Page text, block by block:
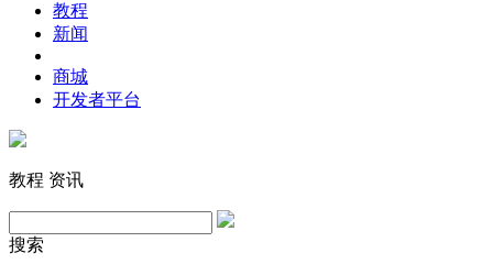
教程
新闻
商城
开发者平台
教程 资讯
搜索